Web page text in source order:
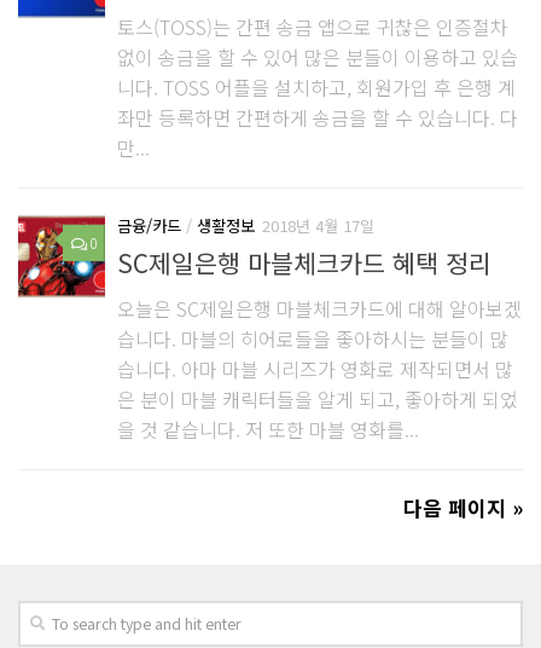
토스(TOSS)는 간편 송금 앱으로 귀찮은 인증절차
없이 송금을 할 수 있어 많은 분들이 이용하고 있습
니다. TOSS 어플을 설치하고, 회원가입 후 은행 계
좌만 등록하면 간편하게 송금을 할 수 있습니다. 다
만...
0
금융/카드 / 생활정보 2018년 4월 17일
SC제일은행 마블체크카드 혜택 정리
오늘은 SC제일은행 마블체크카드에 대해 알아보겠
습니다. 마블의 히어로들을 좋아하시는 분들이 많
습니다. 아마 마블 시리즈가 영화로 제작되면서 많
은 분이 마블 캐릭터들을 알게 되고, 좋아하게 되었
을 것 같습니다. 저 또한 마블 영화를...
다음 페이지 »